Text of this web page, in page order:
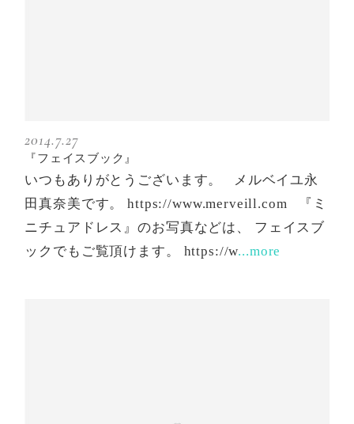
2014.7.27
『フェイスブック』
いつもありがとうございます。 メルベイユ永
田真奈美です。 https://www.merveill.com 『ミ
ニチュアドレス』のお写真などは、 フェイスブ
ックでもご覧頂けます。 https://w...more